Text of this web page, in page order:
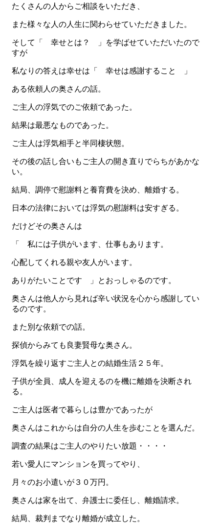
たくさんの人からご相談をいただき、
また様々な人の人生に関わらせていただきました。
そして「 幸せとは？ 」を学ばせていただいたので
すが
私なりの答えは幸せは「 幸せは感謝すること 」
ある依頼人の奥さんの話。
ご主人の浮気でのご依頼であった。
結果は最悪なものであった。
ご主人は浮気相手と半同棲状態。
その後の話し合いもご主人の開き直りでらちがあかな
い。
結局、調停で慰謝料と養育費を決め、離婚する。
日本の法律においては浮気の慰謝料は安すぎる。
だけどその奥さんは
「 私には子供がいます、仕事もあります。
心配してくれる親や友人がいます。
ありがたいことです 」とおっしゃるのです。
奥さんは他人から見れば辛い状況を心から感謝してい
るのです。
また別な依頼での話。
探偵からみても良妻賢母な奥さん。
浮気を繰り返すご主人との結婚生活２５年。
子供が全員、成人を迎えるのを機に離婚を決断され
る。
ご主人は医者で暮らしは豊かであったが
奥さんはこれからは自分の人生を歩むことを選んだ。
調査の結果はご主人のやりたい放題・・・・
若い愛人にマンションを買ってやり、
月々のお小遣いが３０万円。
奥さんは家を出て、弁護士に委任し、離婚請求。
結局、裁判までなり離婚が成立した。